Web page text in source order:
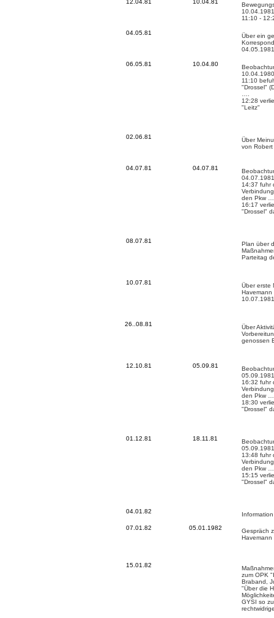
12.04.81 10.04.81
11:10 -
04.05.81
Über ein
04.05.1981
06.05.81 10.04.80
11:10
"Drossel"
12:28
"Leitz"
02.06.81
Über
von
04.07.81 04.07.81
14:37 fuhr
den Pkw
16:17
"Drossel"
08.07.81
Plan über
Parteitag
10.07.81
Über erste
Havemann
10.07.1981
26..08.81
Über
genossen
12.10.81 05.09.81
16:32 fuhr
den Pkw
18:30
"Drossel"
01.12.81 18.11.81
13:48 fuhr
den Pkw
15:15
"Drossel"
04.01.82
07.01.82
05.01.1982
Gespräch
15.01.82
zum OPK
Braband,
"Über die
GYSI so